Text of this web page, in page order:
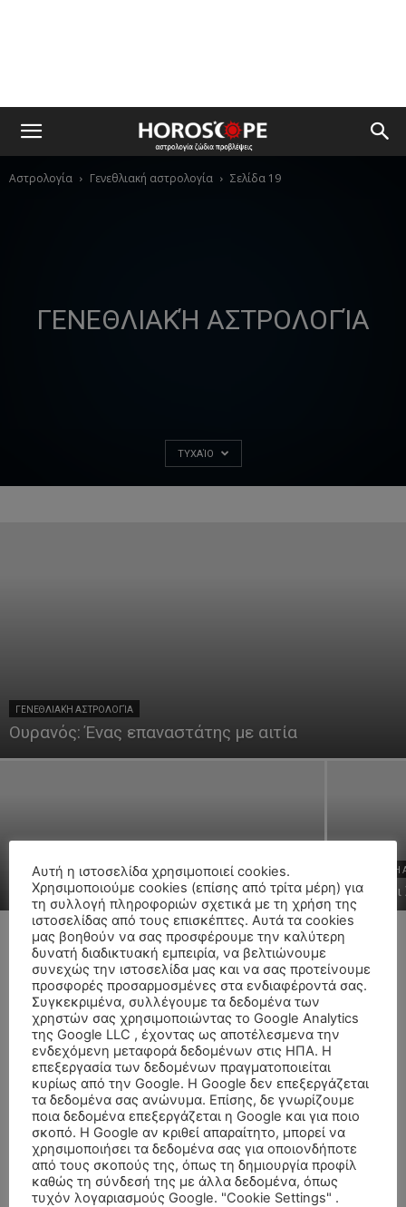
Αστρολογία Γενεθλιακή αστρολογία Σελίδα 19
ΓΕΝΕΘΛΙΑΚΉ ΑΣΤΡΟΛΟΓΊΑ
ΤΥΧΑΊΟ
ΓΕΝΕΘΛΙΑΚΉ ΑΣΤΡΟΛΟΓΊΑ
Ουρανός: Ένας επαναστάτης με αιτία
ΓΕΝΕΘΛΙΑΚΉ ΑΣΤΡΟΛΟΓΊΑ
Το ερωτικό τρίγωνο
ΓΕΝΕΘΛΙΑΚΉ
Αρχαία
Ποσειδώνας και νευροθεολογία: Αγγίζοντας
τον Θεό
Γενεθλιακή αστρολογία
Το ωροσκόπιο από οικονομική – εργασιακή
σκοπιά
Γενεθλιακή αστρολογία
Ψυχολογία και Αστρολογία (Μέρος 1ο)
Γενεθλιακή αστρολογία
Αυτή η ιστοσελίδα χρησιμοποιεί cookies.
Χρησιμοποιούμε cookies (επίσης από τρίτα μέρη) για
τη συλλογή πληροφοριών σχετικά με τη χρήση της
ιστοσελίδας από τους επισκέπτες. Αυτά τα cookies
μας βοηθούν να σας προσφέρουμε την καλύτερη
δυνατή διαδικτυακή εμπειρία, να βελτιώνουμε
συνεχώς την ιστοσελίδα μας και να σας προτείνουμε
προσφορές προσαρμοσμένες στα ενδιαφέροντά σας.
Συγκεκριμένα, συλλέγουμε τα δεδομένα των
χρηστών σας χρησιμοποιώντας το Google Analytics
της Google LLC , έχοντας ως αποτέλεσμενα την
ενδεχόμενη μεταφορά δεδομένων στις ΗΠΑ. Η
επεξεργασία των δεδομένων πραγματοποιείται
κυρίως από την Google. Η Google δεν επεξεργάζεται
τα δεδομένα σας ανώνυμα. Επίσης, δε γνωρίζουμε
ποια δεδομένα επεξεργάζεται η Google και για ποιο
σκοπό. Η Google αν κριθεί απαραίτητο, μπορεί να
χρησιμοποιήσει τα δεδομένα σας για οποιονδήποτε
από τους σκοπούς της, όπως τη δημιουργία προφίλ
καθώς τη σύνδεσή της με άλλα δεδομένα, όπως
τυχόν λογαριασμούς Google. "Cookie Settings" .